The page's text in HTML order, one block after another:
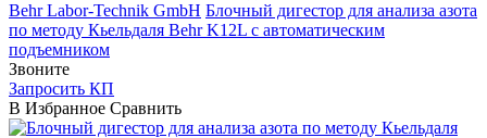
Behr Labor-Technik GmbH Блочный дигестор для анализа азота
по методу Кьельдаля Behr K12L с автоматическим
подъемником
Звоните
Запросить КП
В Избранное Сравнить